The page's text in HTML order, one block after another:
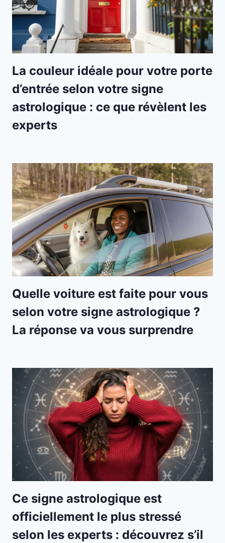
La couleur idéale pour votre porte
d’entrée selon votre signe
astrologique : ce que révèlent les
experts
Quelle voiture est faite pour vous
selon votre signe astrologique ?
La réponse va vous surprendre
Ce signe astrologique est
officiellement le plus stressé
selon les experts : découvrez s’il